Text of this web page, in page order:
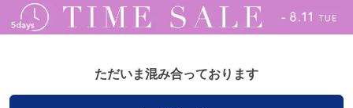
ただいま混み合っております